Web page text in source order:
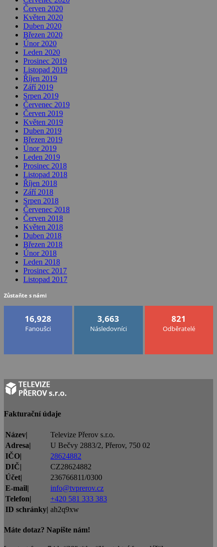
Červen 2020
Květen 2020
Duben 2020
Březen 2020
Únor 2020
Leden 2020
Prosinec 2019
Listopad 2019
Říjen 2019
Září 2019
Srpen 2019
Červenec 2019
Červen 2019
Květen 2019
Duben 2019
Březen 2019
Únor 2019
Leden 2019
Prosinec 2018
Listopad 2018
Říjen 2018
Září 2018
Srpen 2018
Červenec 2018
Červen 2018
Květen 2018
Duben 2018
Březen 2018
Únor 2018
Leden 2018
Prosinec 2017
Listopad 2017
Zůstaňte s námi
16,928
Fanoušci
3,663
Následovníci
821
Odběratelé
Fakturační údaje
Název|
Televize Přerov s.r.o.
Adresa|
U Bečvy 2883/2, Přerov, 750 02
IČO|
28624882
DIČ|
CZ28624882
Účet|
236766811/0300
E-mail|
info@tvprerov.cz
Telefon|
+420 581 333 383
ID schránky| ah2q9xw
Máte dotaz? Napište nám!